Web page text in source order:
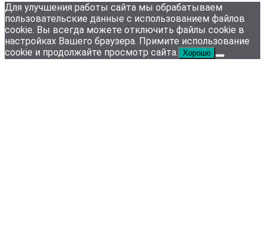
Для улучшения работы сайта мы обрабатываем
пользовательские данные с использованием файлов
cookie. Вы всегда можете отключить файлы cookie в
настройках Вашего браузера. Примите использование
cookie и продолжайте просмотр сайта. Хорошо